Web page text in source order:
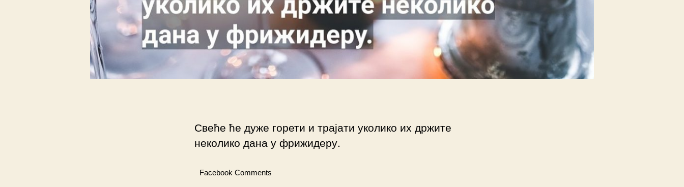
Свеће ће дуже горети и трајати уколико их држите
неколико дана у фрижидеру.
Facebook Comments